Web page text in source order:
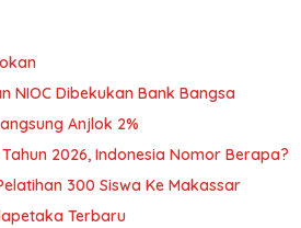
NIOC Dibekukan Bank Bangsa
Anjlok 2%
2026, Indonesia Nomor Berapa?
300 Siswa Ke Makassar
Terbaru